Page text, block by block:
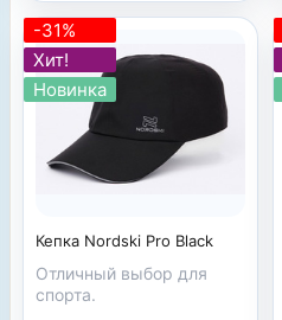
-31%
Хит!
Новинка
Кепка Nordski Pro Black
Отличный выбор для
спорта.